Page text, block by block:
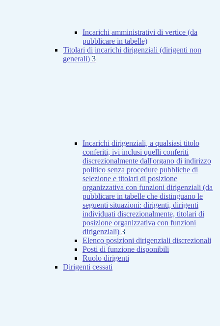
Incarichi amministrativi di vertice (da
pubblicare in tabelle)
Titolari di incarichi dirigenziali (dirigenti non
generali) 3
Incarichi dirigenziali, a qualsiasi titolo
conferiti, ivi inclusi quelli conferiti
discrezionalmente dall'organo di indirizzo
politico senza procedure pubbliche di
selezione e titolari di posizione
organizzativa con funzioni dirigenziali (da
pubblicare in tabelle che distinguano le
seguenti situazioni: dirigenti, dirigenti
individuati discrezionalmente, titolari di
posizione organizzativa con funzioni
dirigenziali) 3
Elenco posizioni dirigenziali discrezionali
Posti di funzione disponibili
Ruolo dirigenti
Dirigenti cessati